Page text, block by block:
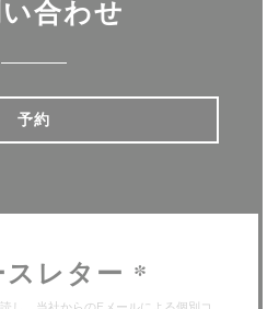
合わせ
予約
レター *